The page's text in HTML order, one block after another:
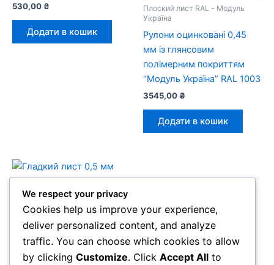
530,00 ₴
Додати в кошик
Плоский лист RAL - Модуль
Україна
Рулони оцинковані 0,45
мм із глянсовим
полімерним покриттям
“Модуль Україна” RAL 1003
3545,00 ₴
Додати в кошик
Плоский лист RAL - Модуль
Україна
Гладкий лист 0,5 мм
“Модуль Україна” Глянець
We respect your privacy
Cookies help us improve your experience,
deliver personalized content, and analyze
traffic. You can choose which cookies to allow
by clicking Customize. Click Accept All to